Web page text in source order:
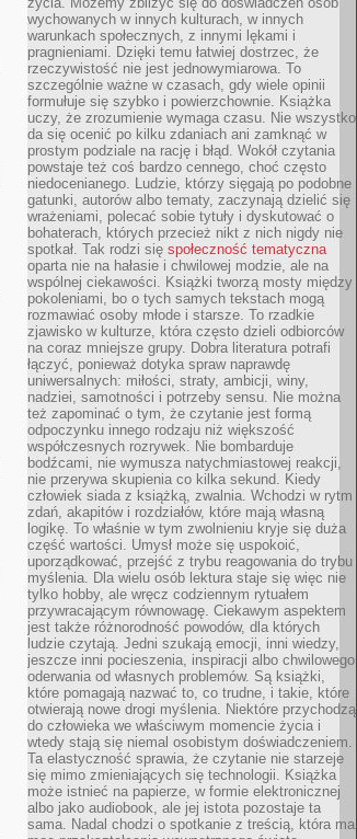
wychowanych w innych kulturach, w innych
warunkach społecznych, z innymi lękami i
pragnieniami. Dzięki temu łatwiej dostrzec, że
rzeczywistość nie jest jednowymiarowa. To
szczególnie ważne w czasach, gdy wiele opinii
formułuje się szybko i powierzchownie. Książka
uczy, że zrozumienie wymaga czasu. Nie wszystko
da się ocenić po kilku zdaniach ani zamknąć w
prostym podziale na rację i błąd. Wokół czytania
powstaje też coś bardzo cennego, choć często
niedocenianego. Ludzie, którzy sięgają po podobne
gatunki, autorów albo tematy, zaczynają dzielić się
wrażeniami, polecać sobie tytuły i dyskutować o
bohaterach, których przecież nikt z nich nigdy nie
spotkał. Tak rodzi się społeczność tematyczna
oparta nie na hałasie i chwilowej modzie, ale na
wspólnej ciekawości. Książki tworzą mosty między
pokoleniami, bo o tych samych tekstach mogą
rozmawiać osoby młode i starsze. To rzadkie
zjawisko w kulturze, która często dzieli odbiorców
na coraz mniejsze grupy. Dobra literatura potrafi
łączyć, ponieważ dotyka spraw naprawdę
uniwersalnych: miłości, straty, ambicji, winy,
nadziei, samotności i potrzeby sensu. Nie można
też zapominać o tym, że czytanie jest formą
odpoczynku innego rodzaju niż większość
współczesnych rozrywek. Nie bombarduje
bodźcami, nie wymusza natychmiastowej reakcji,
nie przerywa skupienia co kilka sekund. Kiedy
człowiek siada z książką, zwalnia. Wchodzi w rytm
zdań, akapitów i rozdziałów, które mają własną
logikę. To właśnie w tym zwolnieniu kryje się duża
część wartości. Umysł może się uspokoić,
uporządkować, przejść z trybu reagowania do trybu
myślenia. Dla wielu osób lektura staje się więc nie
tylko hobby, ale wręcz codziennym rytuałem
przywracającym równowagę. Ciekawym aspektem
jest także różnorodność powodów, dla których
ludzie czytają. Jedni szukają emocji, inni wiedzy,
jeszcze inni pocieszenia, inspiracji albo chwilowego
oderwania od własnych problemów. Są książki,
które pomagają nazwać to, co trudne, i takie, które
otwierają nowe drogi myślenia. Niektóre przychodzą
do człowieka we właściwym momencie życia i
wtedy stają się niemal osobistym doświadczeniem.
Ta elastyczność sprawia, że czytanie nie starzeje
się mimo zmieniających się technologii. Książka
może istnieć na papierze, w formie elektronicznej
albo jako audiobook, ale jej istota pozostaje ta
sama. Nadal chodzi o spotkanie z treścią, która ma